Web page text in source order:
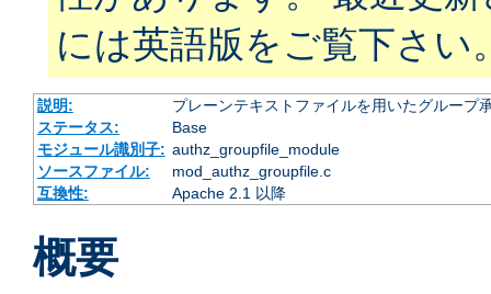
には英語版をご覧下さい
説明:
プレーンテキストファイルを用いたグループ
ステータス:
Base
モジュール識別子: authz_groupfile_module
ソースファイル:
mod_authz_groupfile.c
互換性:
Apache 2.1 以降
概要